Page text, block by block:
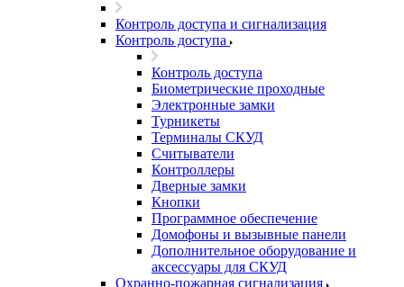
Контроль доступа и сигнализация
Контроль доступа
Контроль доступа
Биометрические проходные
Электронные замки
Турникеты
Терминалы СКУД
Считыватели
Контроллеры
Дверные замки
Кнопки
Программное обеспечение
Домофоны и вызывные панели
Дополнительное оборудование и
аксессуары для СКУД
Охранно-пожарная сигнализация